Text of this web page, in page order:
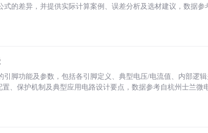
式的差异，并提供实际计算案例、误差分析及选材建议，数据参
引脚功能及参数，包括各引脚定义、典型电压/电流值、内部逻
、保护机制及典型应用电路设计要点，数据参考自杭州士兰微